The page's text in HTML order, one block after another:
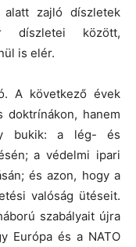
alatt zajló díszletek
díszletei között,
is elér.
A következő évek
doktrínákon, hanem
bukik: a lég- és
a védelmi ipari
és azon, hogy a
valóság ütéseit.
szabályait újra
Európa és a NATO